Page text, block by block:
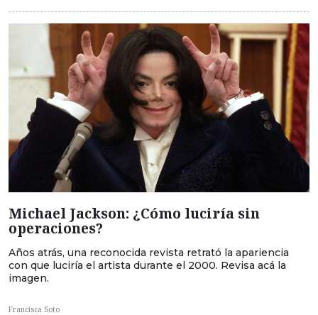
Michael Jackson: ¿Cómo luciría sin
operaciones?
Años atrás, una reconocida revista retrató la apariencia
con que luciría el artista durante el 2000. Revisa acá la
imagen.
Francisca Soto